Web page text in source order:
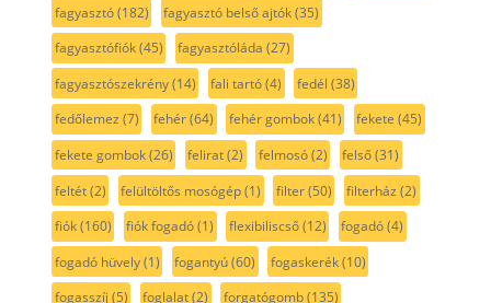
fagyasztó(182) fagyasztó belső ajtók(35)
fagyasztófiók(45) fagyasztóláda (27)
fagyasztószekrény(14) fali tartó(4) fedél (38)
fedőlemez (7) fehér(64) fehér gombok(41) fekete (45)
fekete gombok(26) felirat(2) felmosó(2) felső(31)
feltét(2) felültöltős mosógép(1) filter(50) filterház (2)
fiók(160) fiók fogadó(1) flexibiliscső(12) fogadó(4)
fogadó hüvely(1) fogantyú(60) fogaskerék(10)
fogasszíj (5) foglalat(2) forgatógomb(135)